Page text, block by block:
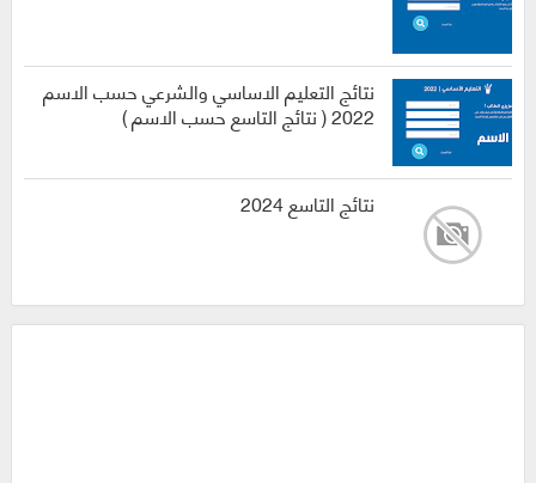
نتائج التعليم الاساسي والشرعي حسب الاسم
2022 ( نتائج التاسع حسب الاسم )
نتائج التاسع 2024